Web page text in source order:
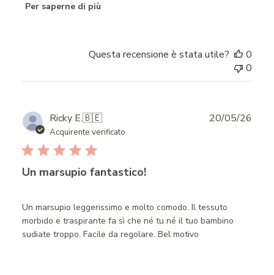
Per saperne di più
Questa recensione è stata utile?
0
0
Ricky E.🇧🇪
Acquirente verificato
Un marsupio fantastico!
Un marsupio leggerissimo e molto comodo. Il tessuto
morbido e traspirante fa sì che né tu né il tuo bambino
sudiate troppo. Facile da regolare. Bel motivo
20/05/26